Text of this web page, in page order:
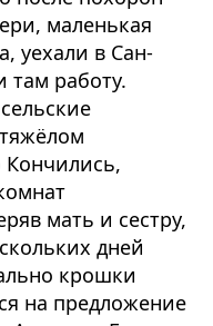
маленькая
уехали в Сан-
там работу.
мать и сестру,
дней
крошки
на предложение